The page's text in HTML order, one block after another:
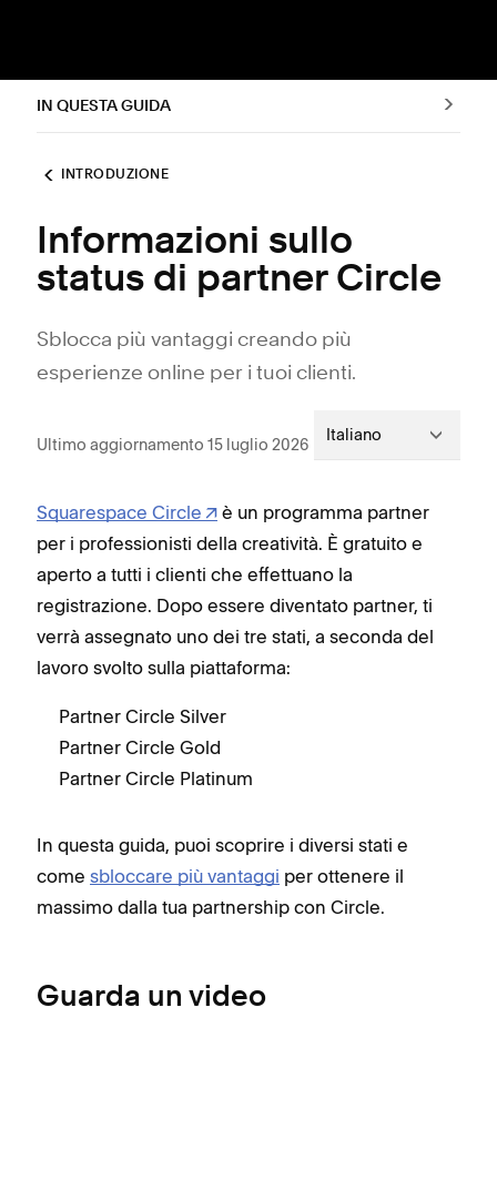
IN QUESTA GUIDA
INTRODUZIONE
Informazioni sullo
status di partner Circle
Sblocca più vantaggi creando più
esperienze online per i tuoi clienti.
Ultimo aggiornamento 15 luglio 2026 Italiano
Squarespace Circle
è un programma partner
per i professionisti della creatività. È gratuito e
aperto a tutti i clienti che effettuano la
registrazione. Dopo essere diventato partner, ti
verrà assegnato uno dei tre stati, a seconda del
lavoro svolto sulla piattaforma:
Partner Circle Silver
Partner Circle Gold
Partner Circle Platinum
In questa guida, puoi scoprire i diversi stati e
come sbloccare più vantaggi per ottenere il
massimo dalla tua partnership con Circle.
Guarda un video